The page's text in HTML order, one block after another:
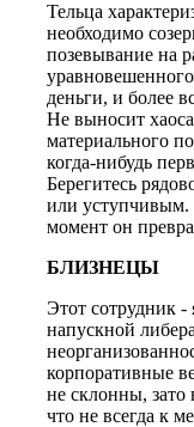
Тельца
необходимо
позевывание на
деньги, и более
Не выносит
материального
когда-нибудь
Берегитесь
или уступчивым.
момент он
БЛИЗНЕЦЫ
Этот сотрудник
напускной
корпоративные
не склонны, зато
что не всегда к